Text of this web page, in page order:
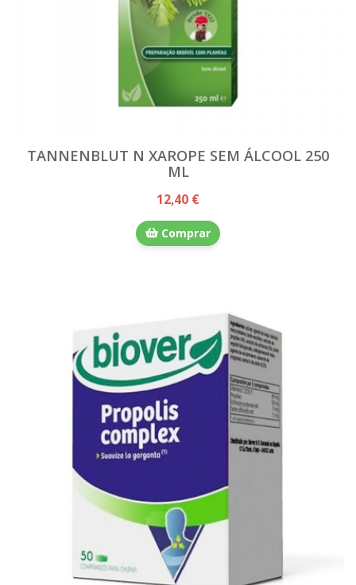
TANNENBLUT N XAROPE SEM ÁLCOOL 250
ML
12,40 €
Comprar